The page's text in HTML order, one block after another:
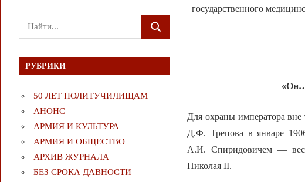
государственного
«Он…
Для охраны императора вне
Д.Ф. Трепова в январе
А.И. Спиридовичем —
Николая II.
Поиск
для:
ПОИСК
РУБРИКИ
50 ЛЕТ ПОЛИТУЧИЛИЩАМ
АНОНС
АРМИЯ И КУЛЬТУРА
АРМИЯ И ОБЩЕСТВО
АРХИВ ЖУРНАЛА
БЕЗ СРОКА ДАВНОСТИ